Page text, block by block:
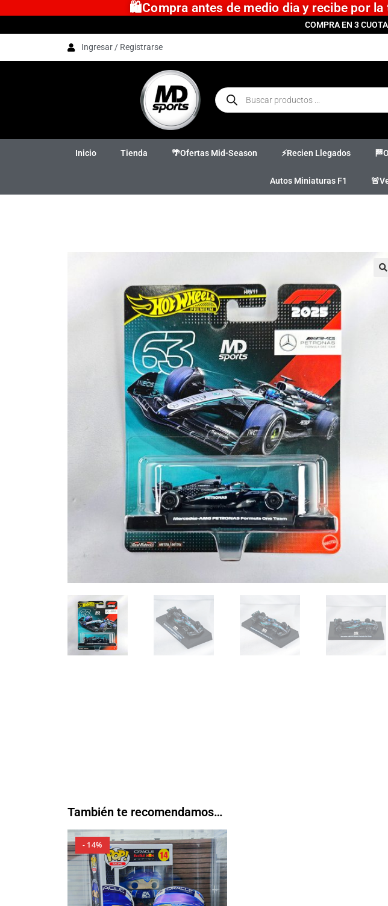
🛍️Compra antes de medio dia y recibe por
COMPRA EN 3
Ingresar / Registrarse
Inicio Tienda 🌴Ofertas Mid-Season ⚡Recien Llegados
Autos Miniaturas F1
También te recomendamos…
- 14%